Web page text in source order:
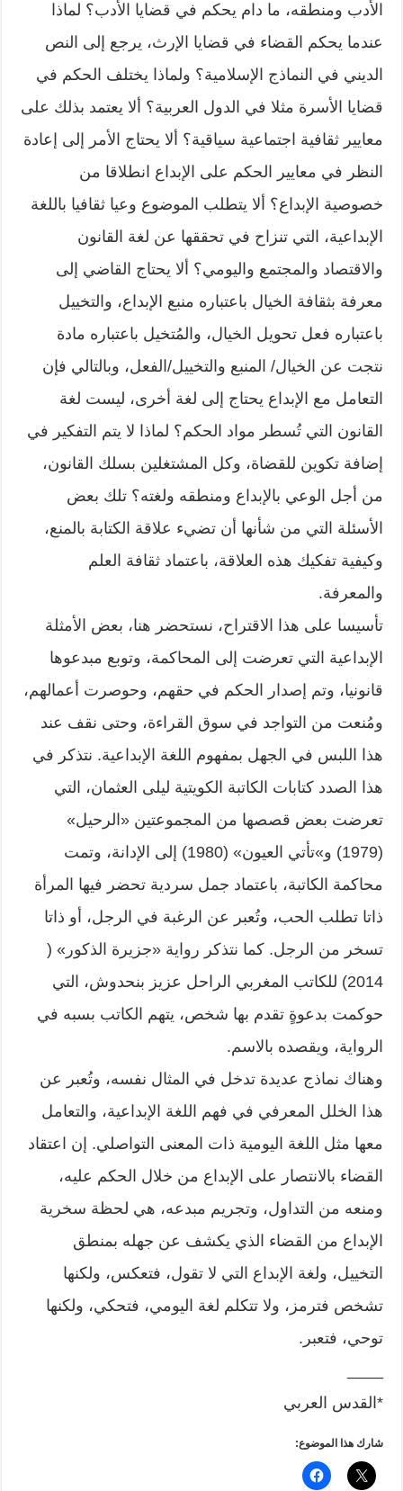
الأدب ومنطقه، ما دام يحكم في قضايا الأدب؟ لماذا
عندما يحكم القضاء في قضايا الإرث، يرجع إلى النص
الديني في النماذج الإسلامية؟ ولماذا يختلف الحكم في
قضايا الأسرة مثلا في الدول العربية؟ ألا يعتمد بذلك على
معايير ثقافية اجتماعية سياقية؟ ألا يحتاج الأمر إلى إعادة
النظر في معايير الحكم على الإبداع انطلاقا من
خصوصية الإبداع؟ ألا يتطلب الموضوع وعيا ثقافيا باللغة
الإبداعية، التي تنزاح في تحققها عن لغة القانون
والاقتصاد والمجتمع واليومي؟ ألا يحتاج القاضي إلى
معرفة بثقافة الخيال باعتباره منبع الإبداع، والتخييل
باعتباره فعل تحويل الخيال، والمُتخيل باعتباره مادة
نتجت عن الخيال/ المنبع والتخييل/الفعل، وبالتالي فإن
التعامل مع الإبداع يحتاج إلى لغة أخرى، ليست لغة
القانون التي تُسطر مواد الحكم؟ لماذا لا يتم التفكير في
إضافة تكوين للقضاة، وكل المشتغلين بسلك القانون،
من أجل الوعي بالإبداع ومنطقه ولغته؟ تلك بعض
الأسئلة التي من شأنها أن تضيء علاقة الكتابة بالمنع،
وكيفية تفكيك هذه العلاقة، باعتماد ثقافة العلم
والمعرفة.
تأسيسا على هذا الاقتراح، نستحضر هنا، بعض الأمثلة
الإبداعية التي تعرضت إلى المحاكمة، وتوبع مبدعوها
قانونيا، وتم إصدار الحكم في حقهم، وحوصرت أعمالهم،
ومُنعت من التواجد في سوق القراءة، وحتى نقف عند
هذا اللبس في الجهل بمفهوم اللغة الإبداعية. نتذكر في
هذا الصدد كتابات الكاتبة الكويتية ليلى العثمان، التي
تعرضت بعض قصصها من المجموعتين «الرحيل»
(1979) و»تأتي العيون» (1980) إلى الإدانة، وتمت
محاكمة الكاتبة، باعتماد جمل سردية تحضر فيها المرأة
ذاتا تطلب الحب، وتُعبر عن الرغبة في الرجل، أو ذاتا
تسخر من الرجل. كما نتذكر رواية «جزيرة الذكور» (
2014) للكاتب المغربي الراحل عزيز بنحدوش، التي
حوكمت بدعوةٍ تقدم بها شخص، يتهم الكاتب بسبه في
الرواية، ويقصده بالاسم.
وهناك نماذج عديدة تدخل في المثال نفسه، وتُعبر عن
هذا الخلل المعرفي في فهم اللغة الإبداعية، والتعامل
معها مثل اللغة اليومية ذات المعنى التواصلي. إن اعتقاد
القضاء بالانتصار على الإبداع من خلال الحكم عليه،
ومنعه من التداول، وتجريم مبدعه، هي لحظة سخرية
الإبداع من القضاء الذي يكشف عن جهله بمنطق
التخييل، ولغة الإبداع التي لا تقول، فتعكس، ولكنها
تشخص فترمز، ولا تتكلم لغة اليومي، فتحكي، ولكنها
توحي، فتعبر.
*القدس العربي
شارك هذا الموضوع: